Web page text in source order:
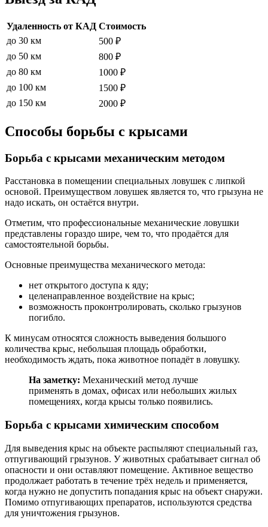
Удаленность от КАД Стоимость
до 30 км
500 ₽
до 50 км
800 ₽
до 80 км
1000 ₽
до 100 км
1500 ₽
до 150 км
2000 ₽
Способы борьбы с крысами
Борьба с крысами механическим методом
Расстановка в помещении специальных ловушек с липкой
основой. Преимуществом ловушек является то, что грызуна не
надо искать, он остаётся внутри.
Отметим, что профессиональные механические ловушки
представлены гораздо шире, чем то, что продаётся для
самостоятельной борьбы.
Основные преимущества механического метода:
нет открытого доступа к яду;
целенаправленное воздействие на крыс;
возможность проконтролировать, сколько грызунов
погибло.
К минусам относятся сложность выведения большого
количества крыс, небольшая площадь обработки,
необходимость ждать, пока животное попадёт в ловушку.
На заметку: Механический метод лучше
применять в домах, офисах или небольших жилых
помещениях, когда крысы только появились.
Борьба с крысами химическим способом
Для выведения крыс на объекте распыляют специальный газ,
отпугивающий грызунов. У животных срабатывает сигнал об
опасности и они оставляют помещение. Активное вещество
продолжает работать в течение трёх недель и применяется,
когда нужно не допустить попадания крыс на объект снаружи.
Помимо отпугивающих препаратов, используются средства
для уничтожения грызунов.